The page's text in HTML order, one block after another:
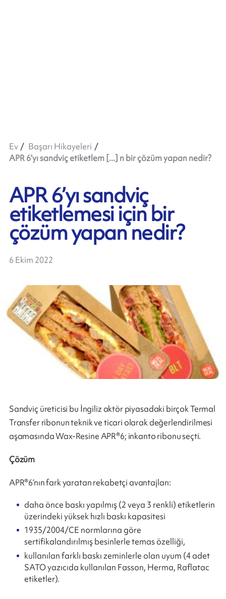
Ev
Başarı Hikayeleri
APR 6’yı sandviç etiketlem [...] n bir çözüm yapan nedir?
APR 6’yı sandviç
etiketlemesi için bir
çözüm yapan nedir?
6 Ekim 2022
Sandviç üreticisi bu İngiliz aktör piyasadaki birçok Termal
Transfer ribonun teknik ve ticari olarak değerlendirilmesi
aşamasında Wax-Resine APR®6; inkanto ribonu seçti.
Çözüm
APR®6’nın fark yaratan rekabetçi avantajları:
daha önce baskı yapılmış (2 veya 3 renkli) etiketlerin
üzerindeki yüksek hızlı baskı kapasitesi​
1935/2004/CE normlarına göre
sertifikalandırılmış besinlerle temas özelliği,​​
kullanılan farklı baskı zeminlerle olan uyum (4 adet
SATO yazıcıda kullanılan Fasson, Herma, Raflatac
etiketler).